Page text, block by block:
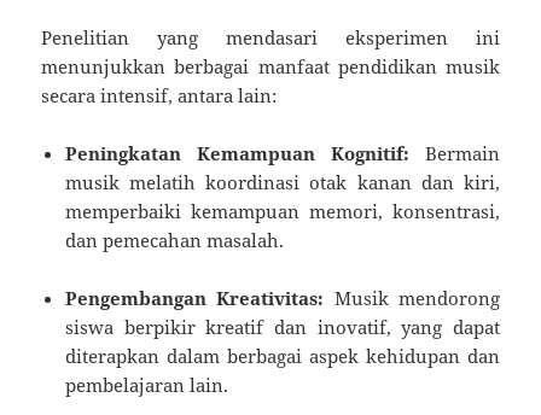
Penelitian yang mendasari eksperimen ini
menunjukkan berbagai manfaat pendidikan musik
secara intensif, antara lain:
Peningkatan Kemampuan Kognitif: Bermain
musik melatih koordinasi otak kanan dan kiri,
memperbaiki kemampuan memori, konsentrasi,
dan pemecahan masalah.
Pengembangan Kreativitas: Musik mendorong
siswa berpikir kreatif dan inovatif, yang dapat
diterapkan dalam berbagai aspek kehidupan dan
pembelajaran lain.